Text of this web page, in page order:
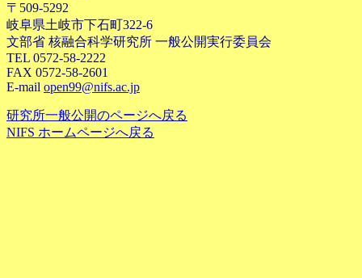
〒509-5292
岐阜県土岐市下石町322-6
文部省 核融合科学研究所 一般公開実行委員会
TEL 0572-58-2222
FAX 0572-58-2601
E-mail open99@nifs.ac.jp
研究所一般公開のページへ戻る
NIFS ホームページへ戻る